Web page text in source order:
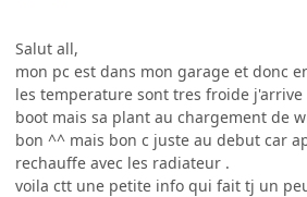
Salut all,
mon pc est dans mon garage et donc
les temperature sont tres froide
boot mais sa plant au chargement de
bon ^^ mais bon c juste au debut car
rechauffe avec les radiateur .
voila ctt une petite info qui fait tj un